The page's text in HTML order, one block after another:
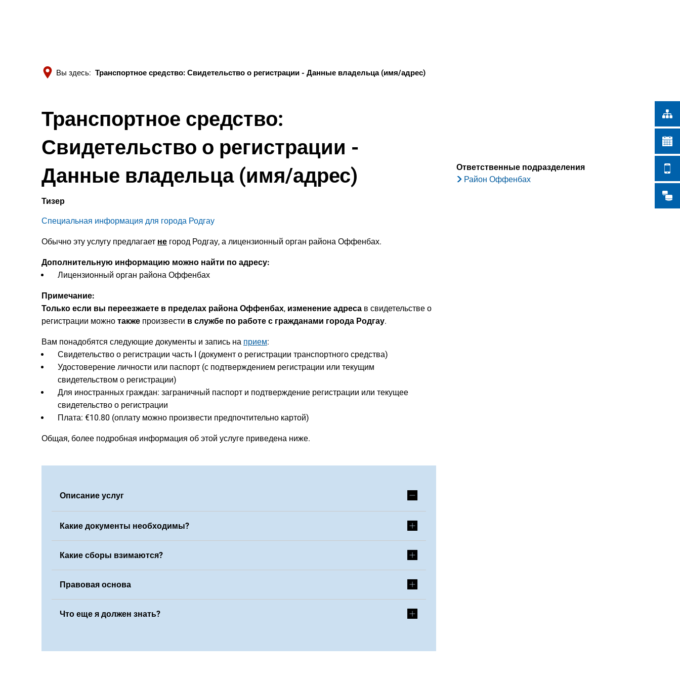
Вы здесь: Транспортное средство: Свидетельство о регистрации - Данные владельца (имя/адрес)
Транспортное средство:
Свидетельство о регистрации -
Данные владельца (имя/адрес)
Тизер
Специальная информация для города Родгау
Обычно эту услугу предлагает не город Родгау, а лицензионный орган района Оффенбах.
Дополнительную информацию можно найти по адресу:
Лицензионный орган района Оффенбах
Примечание:
Только если вы переезжаете в пределах района Оффенбах, изменение адреса в свидетельстве о
регистрации можно также произвести в службе по работе с гражданами города Родгау.
Вам понадобятся следующие документы и запись на прием:
Свидетельство о регистрации часть I (документ о регистрации транспортного средства)
Удостоверение личности или паспорт (с подтверждением регистрации или текущим
свидетельством о регистрации)
Для иностранных граждан: заграничный паспорт и подтверждение регистрации или текущее
свидетельство о регистрации
Плата: €10.80 (оплату можно произвести предпочтительно картой)
Общая, более подробная информация об этой услуге приведена ниже.
Описание услуг
Какие документы необходимы?
Какие сборы взимаются?
Правовая основа
Что еще я должен знать?
Ответственные подразделения
Район Оффенбах